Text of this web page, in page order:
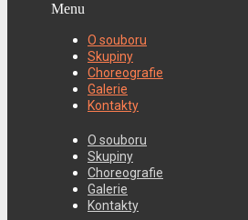
Menu
O souboru
Skupiny
Choreografie
Galerie
Kontakty
O souboru
Skupiny
Choreografie
Galerie
Kontakty